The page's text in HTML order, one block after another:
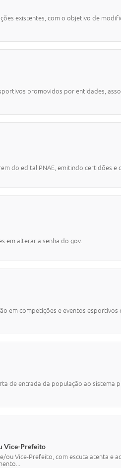
existentes, com o objetivo de
promovidos por entidades,
do edital PNAE, emitindo certidões
em alterar a senha do gov.
em competições e eventos
de entrada da população ao
Vice-Prefeito
Vice-Prefeito, com escuta atenta e